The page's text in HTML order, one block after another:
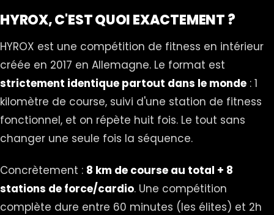
HYROX, C'EST QUOI EXACTEMENT ?
HYROX est une compétition de fitness en intérieur
créée en 2017 en Allemagne. Le format est
strictement identique partout dans le monde : 1
kilomètre de course, suivi d'une station de fitness
fonctionnel, et on répète huit fois. Le tout sans
changer une seule fois la séquence.
Concrètement : 8 km de course au total + 8
stations de force/cardio. Une compétition
complète dure entre 60 minutes (les élites) et 2h